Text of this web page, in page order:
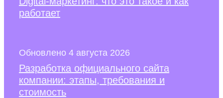
работает
Обновлено 4 августа 2026
Разработка официального сайта
компании: этапы, требования и
стоимость